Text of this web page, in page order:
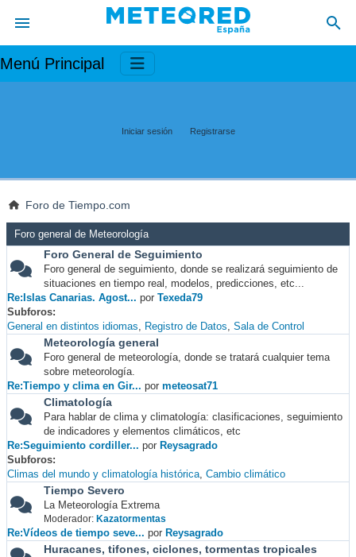
Menú Principal
Iniciar sesión Registrarse
Foro de Tiempo.com
Foro general de Meteorología
Foro General de Seguimiento
Foro general de seguimiento, donde se realizará seguimiento de
situaciones en tiempo real, modelos, predicciones, etc...
Re:Islas Canarias. Agost... por Texeda79
Subforos
General en distintos idiomas
Registro de Datos Sala de Control
Meteorología general
Foro general de meteorología, donde se tratará cualquier tema
sobre meteorología.
Re:Tiempo y clima en Gir... por meteosat71
Climatología
Para hablar de clima y climatología: clasificaciones, seguimiento
de indicadores y elementos climáticos, etc
Re:Seguimiento cordiller... por Reysagrado
Subforos
Climas del mundo y climatología histórica Cambio climático
Tiempo Severo
La Meteorología Extrema
Moderador: Kazatormentas
Re:Vídeos de tiempo seve... por Reysagrado
Huracanes, tifones, ciclones, tormentas tropicales